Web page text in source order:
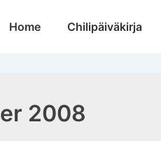
MainHome Chilipäiväkirja
2008